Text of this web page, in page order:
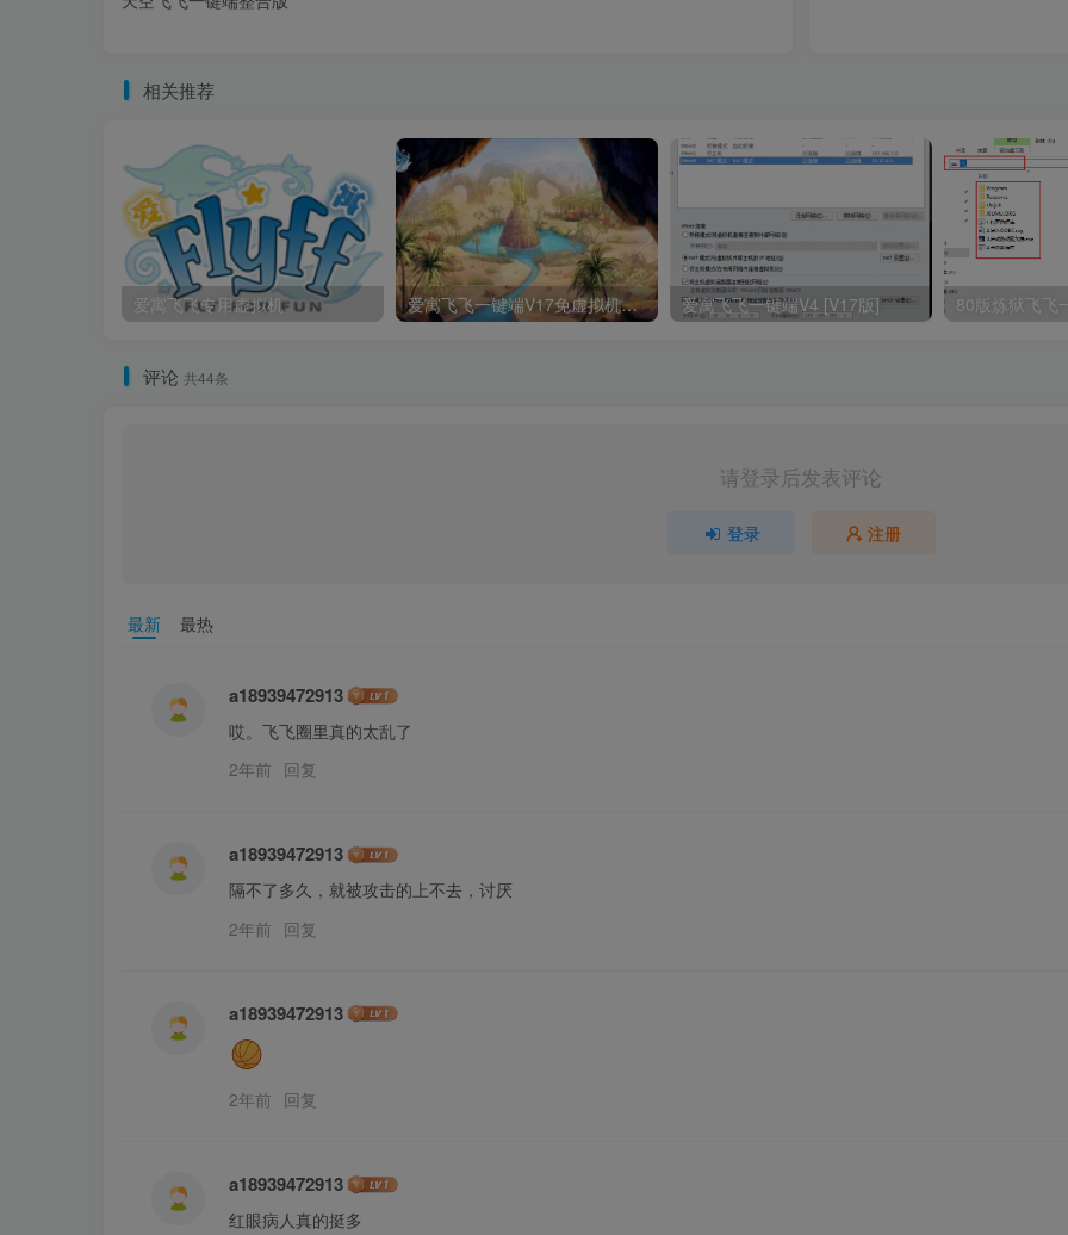
相关推荐
爱寓飞飞专用虚拟机 爱寓飞飞一键端V17免虚拟机免安装 爱寓飞飞一键端V4 [V17版] 80版炼狱飞飞
评论 共44条
请登录后发表评论
登录 注册
最新 最热
a18939472913
哎。飞飞圈里真的太乱了
2年前 回复
a18939472913
隔不了多久，就被攻击的上不去，讨厌
2年前 回复
a18939472913
2年前 回复
a18939472913
红眼病人真的挺多